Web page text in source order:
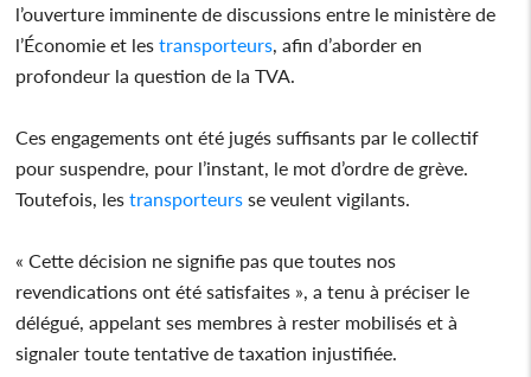
l’ouverture imminente de discussions entre le ministère de
l’Économie et les transporteurs , afin d’aborder en
profondeur la question de la TVA.
Ces engagements ont été jugés suffisants par le collectif
pour suspendre, pour l’instant, le mot d’ordre de grève.
Toutefois, les transporteurs se veulent vigilants.
« Cette décision ne signifie pas que toutes nos
revendications ont été satisfaites », a tenu à préciser le
délégué, appelant ses membres à rester mobilisés et à
signaler toute tentative de taxation injustifiée.